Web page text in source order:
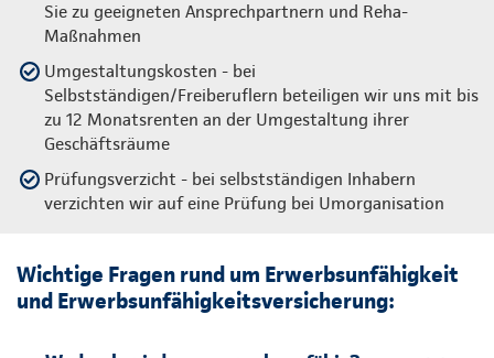
Sie zu geeigneten Ansprechpartnern und Reha-
Maßnahmen
Umgestaltungskosten - bei
Selbstständigen/Freiberuflern beteiligen wir uns mit bis
zu 12 Monatsrenten an der Umgestaltung ihrer
Geschäftsräume
Prüfungsverzicht - bei selbstständigen Inhabern
verzichten wir auf eine Prüfung bei Umorganisation
Wichtige Fragen rund um Erwerbsunfähigkeit
und Erwerbsunfähigkeitsversicherung: